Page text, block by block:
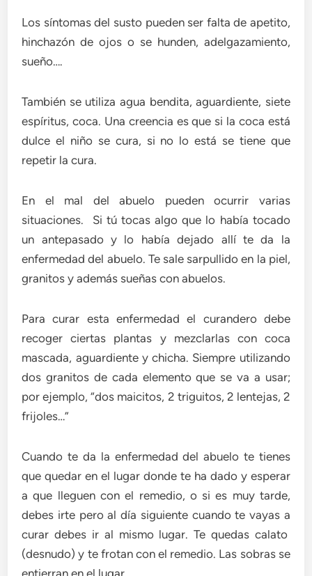
Los síntomas del susto pueden ser falta de apetito,
hinchazón de ojos o se hunden, adelgazamiento,
sueño….
También se utiliza agua bendita, aguardiente, siete
espíritus, coca. Una creencia es que si la coca está
dulce el niño se cura, si no lo está se tiene que
repetir la cura.
En el mal del abuelo pueden ocurrir varias
situaciones. Si tú tocas algo que lo había tocado
un antepasado y lo había dejado allí te da la
enfermedad del abuelo. Te sale sarpullido en la piel,
granitos y además sueñas con abuelos.
Para curar esta enfermedad el curandero debe
recoger ciertas plantas y mezclarlas con coca
mascada, aguardiente y chicha. Siempre utilizando
dos granitos de cada elemento que se va a usar;
por ejemplo, “dos maicitos, 2 triguitos, 2 lentejas, 2
frijoles…”
Cuando te da la enfermedad del abuelo te tienes
que quedar en el lugar donde te ha dado y esperar
a que lleguen con el remedio, o si es muy tarde,
debes irte pero al día siguiente cuando te vayas a
curar debes ir al mismo lugar. Te quedas calato
(desnudo) y te frotan con el remedio. Las sobras se